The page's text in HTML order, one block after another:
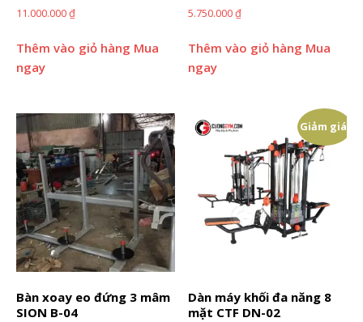
11.000.000₫
Thêm vào giỏ hàng Mua
ngay
5.750.000₫
Thêm vào giỏ hàng Mua
ngay
Bàn xoay eo đứng 3 mâm
SION B-04
Giảm giá!
Dàn máy khối đa năng 8
mặt CTF DN-02